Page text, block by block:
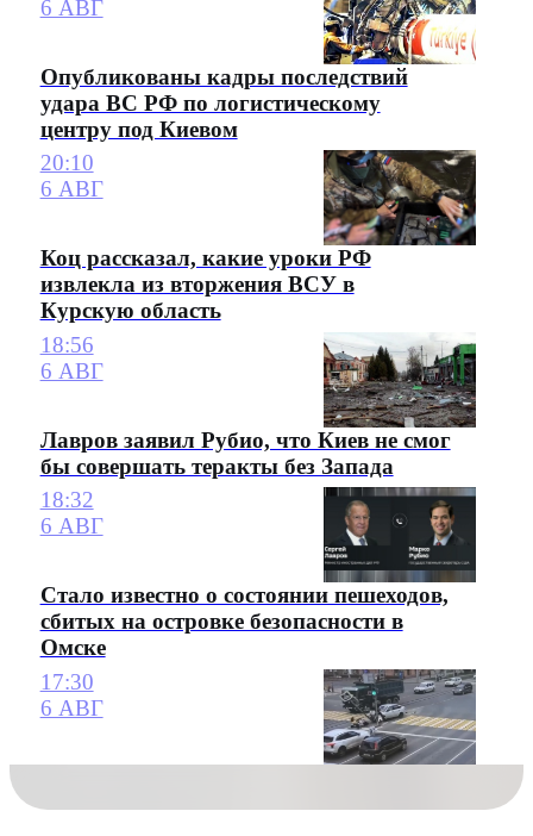
6 АВГ
Опубликованы кадры последствий
удара ВС РФ по логистическому
центру под Киевом
20:10
6 АВГ
Коц рассказал, какие уроки РФ
извлекла из вторжения ВСУ в
Курскую область
18:56
6 АВГ
Лавров заявил Рубио, что Киев не смог
бы совершать теракты без Запада
18:32
6 АВГ
Стало известно о состоянии пешеходов,
сбитых на островке безопасности в
Омске
17:30
6 АВГ